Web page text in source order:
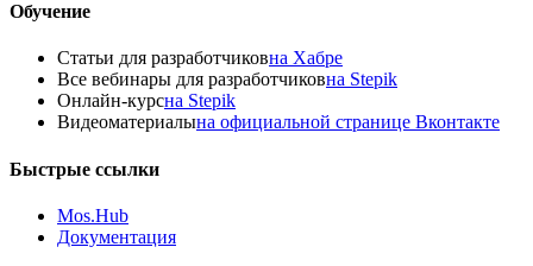
Обучение
Статьи для разработчиковна Хабре
Все вебинары для разработчиковна Stepik
Онлайн-курсна Stepik
Видеоматериалына официальной странице Вконтакте
Быстрые ссылки
Mos.Hub
Документация